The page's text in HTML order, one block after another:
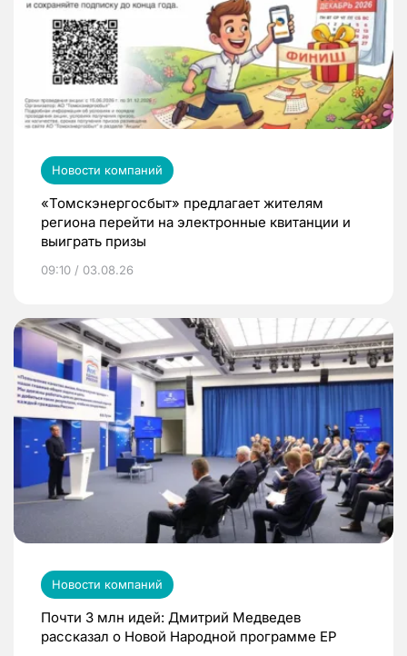
Новости компаний
«Томскэнергосбыт» предлагает жителям
региона перейти на электронные квитанции и
выиграть призы
09:10 / 03.08.26
Новости компаний
Почти 3 млн идей: Дмитрий Медведев
рассказал о Новой Народной программе ЕР